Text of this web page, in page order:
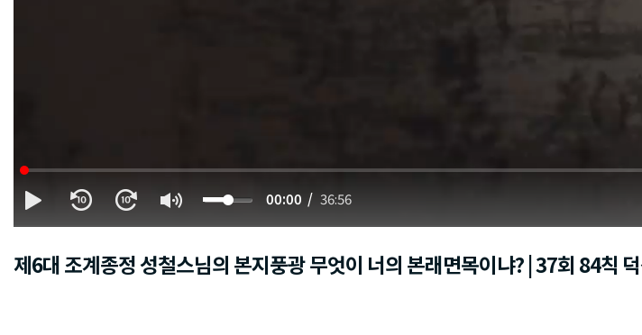
00:00 36:56
제6대 조계종정 성철스님의 본지풍광 무엇이 너의 본래면목이냐? | 37회 84칙